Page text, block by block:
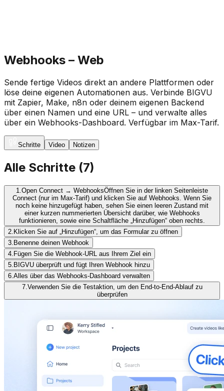
Webhooks – Web
Sende fertige Videos direkt an andere Plattformen oder
löse deine eigenen Automationen aus. Verbinde BIGVU
mit Zapier, Make, n8n oder deinem eigenen Backend
über einen Namen und eine URL – und verwalte alles
über ein Webhooks-Dashboard. Verfügbar im Max-Tarif.
Schritte Video Notizen
Alle Schritte (7)
1. Open Connect → WebhooksÖffnen Sie in der linken Seitenleiste
Connect (nur im Max-Tarif) und klicken Sie auf Webhooks. Wenn Sie
noch keine hinzugefügt haben, sehen Sie einen leeren Zustand mit
einer kurzen nummerierten Übersicht darüber, wie Webhooks
funktionieren, sowie eine Schaltfläche „Hinzufügen“ oben rechts.
2. Klicken Sie auf „Hinzufügen“, um das Formular zu öffnen
3. Benenne deinen Webhook
4. Fügen Sie die Webhook-URL aus Ihrem Ziel ein
5. BIGVU überprüft und fügt Ihren Webhook hinzu
6. Alles über das Webhooks-Dashboard verwalten
7. Verwenden Sie die Testaktion, um den End-to-End-Ablauf zu
überprüfen